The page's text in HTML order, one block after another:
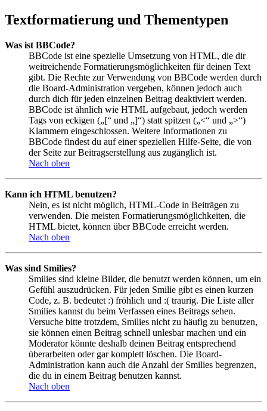
Textformatierung und Thementypen
Was ist BBCode?
BBCode ist eine spezielle Umsetzung von HTML, die dir
weitreichende Formatierungsmöglichkeiten für deinen Text
gibt. Die Rechte zur Verwendung von BBCode werden durch
die Board-Administration vergeben, können jedoch auch
durch dich für jeden einzelnen Beitrag deaktiviert werden.
BBCode ist ähnlich wie HTML aufgebaut, jedoch werden
Tags von eckigen („[“ und „]“) statt spitzen („<“ und „>“)
Klammern eingeschlossen. Weitere Informationen zu
BBCode findest du auf einer speziellen Hilfe-Seite, die von
der Seite zur Beitragserstellung aus zugänglich ist.
Nach oben
Kann ich HTML benutzen?
Nein, es ist nicht möglich, HTML-Code in Beiträgen zu
verwenden. Die meisten Formatierungsmöglichkeiten, die
HTML bietet, können über BBCode erreicht werden.
Nach oben
Was sind Smilies?
Smilies sind kleine Bilder, die benutzt werden können, um ein
Gefühl auszudrücken. Für jeden Smilie gibt es einen kurzen
Code, z. B. bedeutet :) fröhlich und :( traurig. Die Liste aller
Smilies kannst du beim Verfassen eines Beitrags sehen.
Versuche bitte trotzdem, Smilies nicht zu häufig zu benutzen,
sie können einen Beitrag schnell unlesbar machen und ein
Moderator könnte deshalb deinen Beitrag entsprechend
überarbeiten oder gar komplett löschen. Die Board-
Administration kann auch die Anzahl der Smilies begrenzen,
die du in einem Beitrag benutzen kannst.
Nach oben